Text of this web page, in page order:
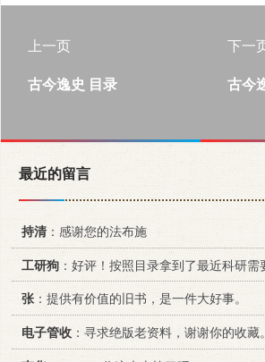
上一页
古今逸史 目录
下一
古今
最近的留言
持清：感谢您的法布施
工研狗 ：好评！按照目录拿到了最近科研需
张：提供有价值的旧书，是一件大好事。
电子管收 ：寻求绝版老资料，谢谢你的收藏。